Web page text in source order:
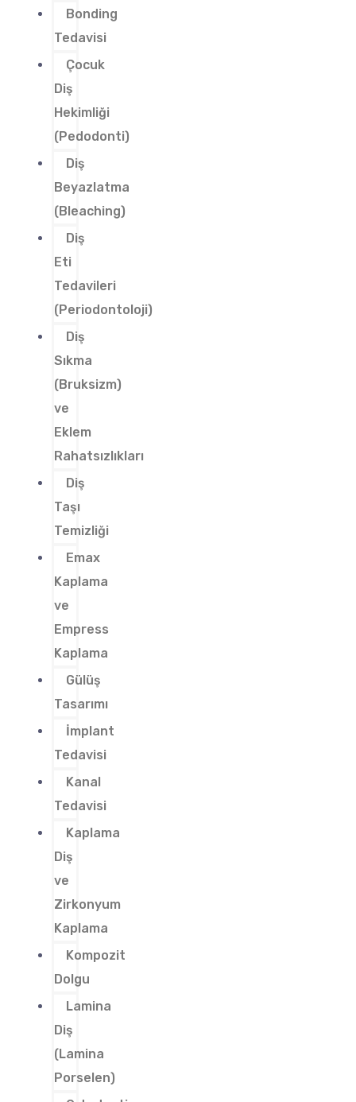
Bonding
Tedavisi
Çocuk
Diş
Hekimliği
(Pedodonti)
Diş
Beyazlatma
(Bleaching)
Diş
Eti
Tedavileri
(Periodontoloji)
Diş
Sıkma
(Bruksizm)
ve
Eklem
Rahatsızlıkları
Diş
Taşı
Temizliği
Emax
Kaplama
ve
Empress
Kaplama
Gülüş
Tasarımı
İmplant
Tedavisi
Kanal
Tedavisi
Kaplama
Diş
ve
Zirkonyum
Kaplama
Kompozit
Dolgu
Lamina
Diş
(Lamina
Porselen)